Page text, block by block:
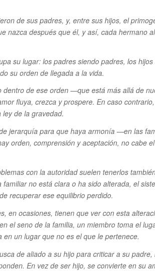
de sus padres, y, entre sus hijos, el
nazca después que él, y así, cada hermano
su lugar: los padres siendo padres, los
su orden de llegada a la vida.
dentro de ese orden —que está más allá de
fluya, crezca y prospere. En caso
de la gravedad.
jerarquía para que haya armonía —en las
orden, comprensión y aceptación, no cabe
con la autoridad suelen tenerlos
no está clara o ha sido alterada, el
recuperar ese equilibrio perdido.
en ocasiones, tienen que ver con esta
el seno de la familia, un miembro toma el
en un lugar que no es el que le pertenece.
de aliado a su hijo para criticar a su
En vez de ser hijo, se convierte en su